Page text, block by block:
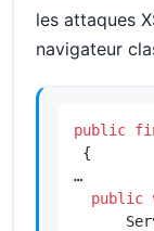
les attaques
navigateur
public
{
…
public